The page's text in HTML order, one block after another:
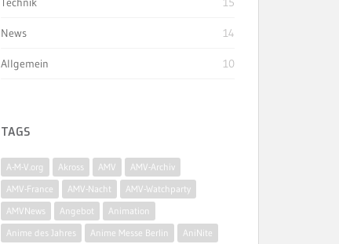
News 14
Allgemein 10
TAGS
A-M-V.org Akross AMV
AMV-Archiv
AMV-France
AMV-Nacht
AMV-Watchparty
AMVNews
Angebot
Animation
Anime des Jahres
Anime Messe Berlin
AniNite